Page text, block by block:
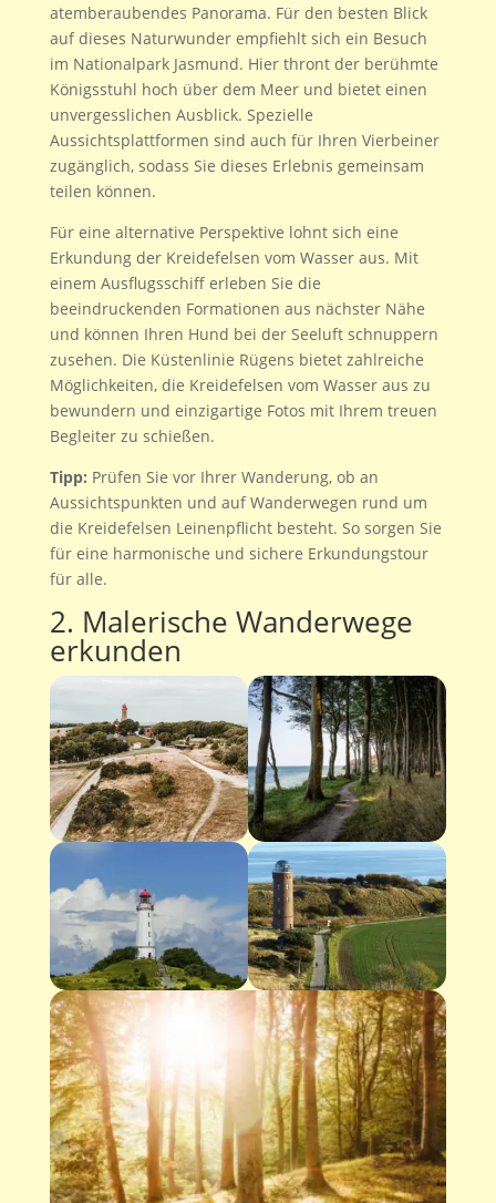
atemberaubendes Panorama. Für den besten Blick
auf dieses Naturwunder empfiehlt sich ein Besuch
im Nationalpark Jasmund. Hier thront der berühmte
Königsstuhl hoch über dem Meer und bietet einen
unvergesslichen Ausblick. Spezielle
Aussichtsplattformen sind auch für Ihren Vierbeiner
zugänglich, sodass Sie dieses Erlebnis gemeinsam
teilen können.
Für eine alternative Perspektive lohnt sich eine
Erkundung der Kreidefelsen vom Wasser aus. Mit
einem Ausflugsschiff erleben Sie die
beeindruckenden Formationen aus nächster Nähe
und können Ihren Hund bei der Seeluft schnuppern
zusehen. Die Küstenlinie Rügens bietet zahlreiche
Möglichkeiten, die Kreidefelsen vom Wasser aus zu
bewundern und einzigartige Fotos mit Ihrem treuen
Begleiter zu schießen.
Tipp: Prüfen Sie vor Ihrer Wanderung, ob an
Aussichtspunkten und auf Wanderwegen rund um
die Kreidefelsen Leinenpflicht besteht. So sorgen Sie
für eine harmonische und sichere Erkundungstour
für alle.
2. Malerische Wanderwege
erkunden